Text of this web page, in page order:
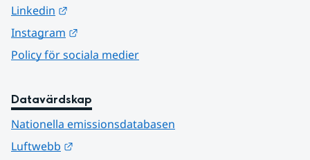
Linkedin
Instagram
Policy för sociala medier
Datavärdskap
Nationella emissionsdatabasen
Luftwebb